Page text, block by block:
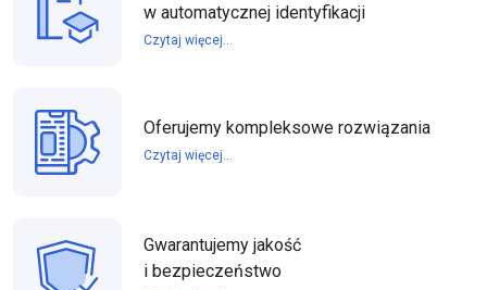
w automatycznej identyfikacji
Czytaj więcej...
Oferujemy kompleksowe rozwiązania
Czytaj więcej...
Gwarantujemy jakość
i bezpieczeństwo